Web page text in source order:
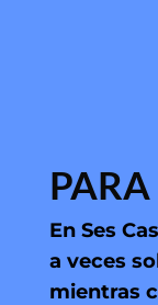
En Ses
a veces
mientras